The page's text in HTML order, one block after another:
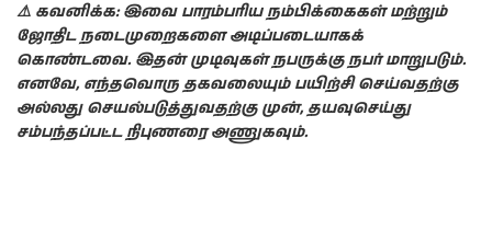
⚠️ கவனிக்க: இவை பாரம்பரிய நம்பிக்கைகள் மற்றும்
ஜோதிட நடைமுறைகளை அடிப்படையாகக்
கொண்டவை. இதன் முடிவுகள் நபருக்கு நபர் மாறுபடும்.
எனவே, எந்தவொரு தகவலையும் பயிற்சி செய்வதற்கு
அல்லது செயல்படுத்துவதற்கு முன், தயவுசெய்து
சம்பந்தப்பட்ட நிபுணரை அணுகவும்.